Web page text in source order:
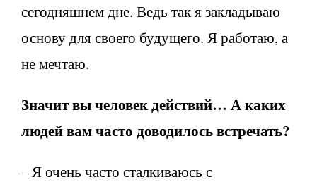
сегодняшнем дне. Ведь так я закладываю
основу для своего будущего. Я работаю, а
не мечтаю.
Значит вы человек действий… А каких
людей вам часто доводилось встречать?
– Я очень часто сталкиваюсь с